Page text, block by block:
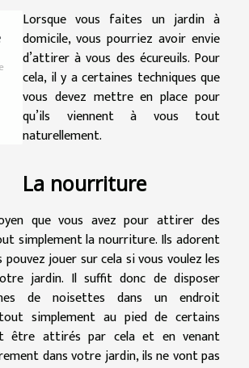
Lorsque vous faites un jardin à
domicile, vous pourriez avoir envie
d’attirer à vous des écureuils. Pour
cela, il y a certaines techniques que
vous devez mettre en place pour
qu’ils viennent à vous tout
naturellement.
La nourriture
que vous avez pour attirer des
simplement la nourriture. Ils adorent
jouer sur cela si vous voulez les
jardin. Il suffit donc de disposer
de noisettes dans un endroit
simplement au pied de certains
être attirés par cela et en venant
dans votre jardin, ils ne vont pas